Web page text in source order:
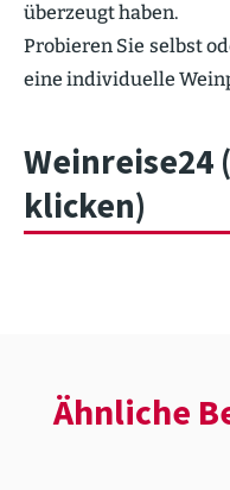
überzeugt haben.
Probieren Sie selbst
eine indivi­duelle
Weinreise24
klicken)
Ähnliche